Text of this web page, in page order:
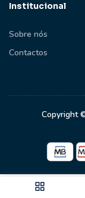
Institucional
Sobre nós
Contactos
Copyright